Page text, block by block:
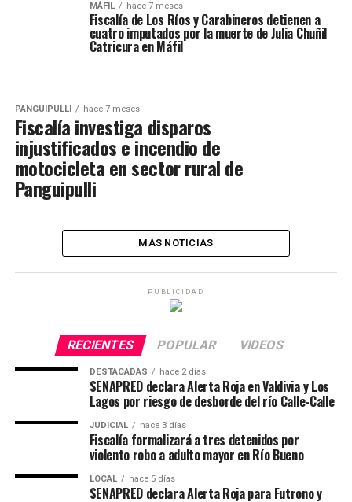
MÁFIL hace 7 meses
Fiscalía de Los Ríos y Carabineros detienen a
cuatro imputados por la muerte de Julia Chuñil
Catricura en Máfil
PANGUIPULLI hace 7 meses
Fiscalía investiga disparos
injustificados e incendio de
motocicleta en sector rural de
Panguipulli
MÁS NOTICIAS
PUBLICIDAD
RECIENTES POPULAR VIDEOS
DESTACADAS hace 2 días
SENAPRED declara Alerta Roja en Valdivia y Los
Lagos por riesgo de desborde del río Calle-Calle
JUDICIAL hace 3 días
Fiscalía formalizará a tres detenidos por
violento robo a adulto mayor en Río Bueno
LOCAL hace 5 días
SENAPRED declara Alerta Roja para Futrono y